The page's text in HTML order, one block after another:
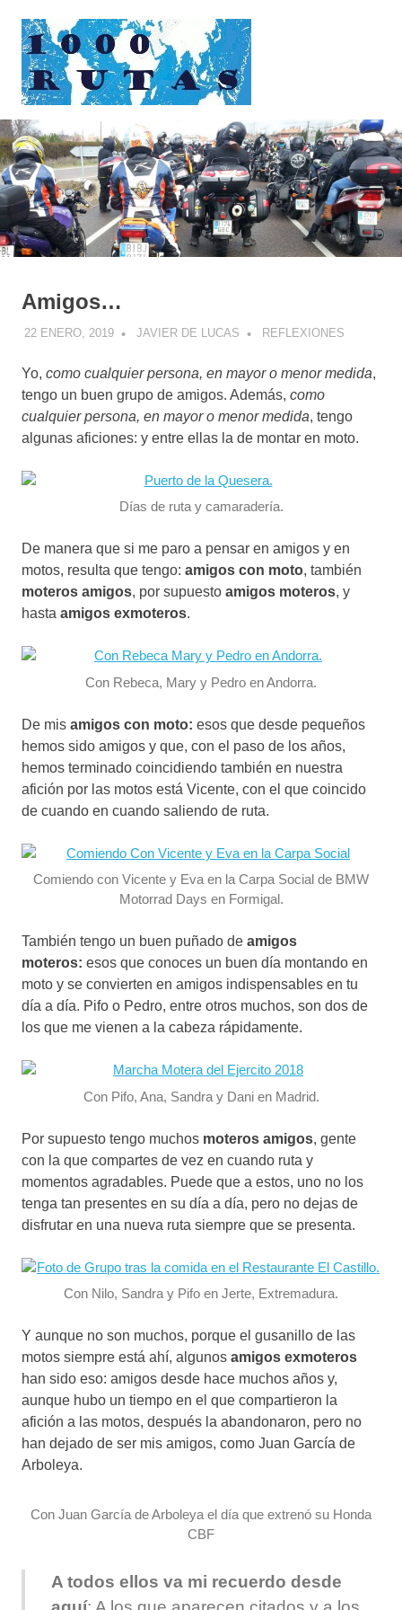
contenido
sobre
dos
ruedas
Amigos…
22 ENERO, 2019 JAVIER DE LUCAS REFLEXIONES
Yo, como cualquier persona, en mayor o menor medida,
tengo un buen grupo de amigos. Además, como
cualquier persona, en mayor o menor medida, tengo
algunas aficiones: y entre ellas la de montar en moto.
Días de ruta y camaradería.
De manera que si me paro a pensar en amigos y en
motos, resulta que tengo: amigos con moto, también
moteros amigos, por supuesto amigos moteros, y
hasta amigos exmoteros.
Con Rebeca, Mary y Pedro en Andorra.
De mis amigos con moto: esos que desde pequeños
hemos sido amigos y que, con el paso de los años,
hemos terminado coincidiendo también en nuestra
afición por las motos está Vicente, con el que coincido
de cuando en cuando saliendo de ruta.
Comiendo con Vicente y Eva en la Carpa Social de BMW
Motorrad Days en Formigal.
También tengo un buen puñado de amigos
moteros: esos que conoces un buen día montando en
moto y se convierten en amigos indispensables en tu
día a día. Pifo o Pedro, entre otros muchos, son dos de
los que me vienen a la cabeza rápidamente.
Con Pifo, Ana, Sandra y Dani en Madrid.
Por supuesto tengo muchos moteros amigos, gente
con la que compartes de vez en cuando ruta y
momentos agradables. Puede que a estos, uno no los
tenga tan presentes en su día a día, pero no dejas de
disfrutar en una nueva ruta siempre que se presenta.
Con Nilo, Sandra y Pifo en Jerte, Extremadura.
Y aunque no son muchos, porque el gusanillo de las
motos siempre está ahí, algunos amigos exmoteros
han sido eso: amigos desde hace muchos años y,
aunque hubo un tiempo en el que compartieron la
afición a las motos, después la abandonaron, pero no
han dejado de ser mis amigos, como Juan García de
Arboleya.
Con Juan García de Arboleya el día que extrenó su Honda
CBF
A todos ellos va mi recuerdo desde